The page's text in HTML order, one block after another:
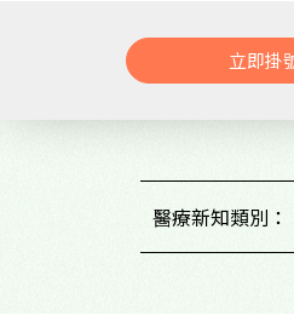
立即掛
醫療新知類別：